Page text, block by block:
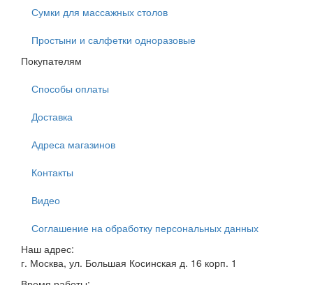
Сумки для массажных столов
Простыни и салфетки одноразовые
Покупателям
Способы оплаты
Доставка
Адреса магазинов
Контакты
Видео
Соглашение на обработку персональных данных
Наш адрес:
г. Москва, ул. Большая Косинская д. 16 корп. 1